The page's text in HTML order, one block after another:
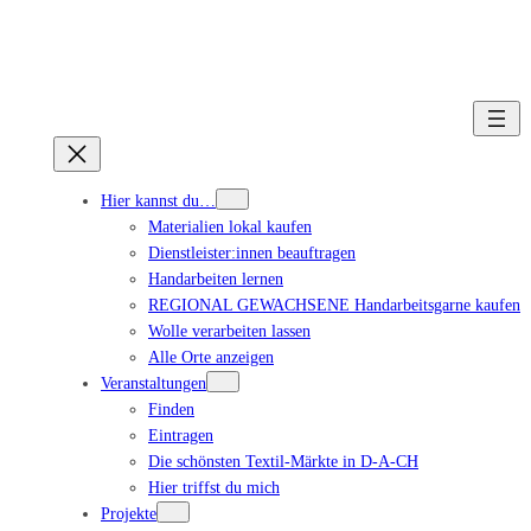
Hier kannst du…
Materialien lokal kaufen
Dienstleister:innen beauftragen
Handarbeiten lernen
REGIONAL GEWACHSENE Handarbeitsgarne kaufen
Wolle verarbeiten lassen
Alle Orte anzeigen
Veranstaltungen
Finden
Eintragen
Die schönsten Textil-Märkte in D-A-CH
Hier triffst du mich
Projekte